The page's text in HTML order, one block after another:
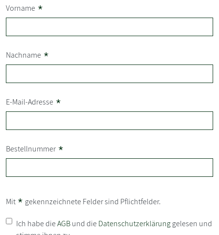
Vorname *
Nachname *
E-Mail-Adresse *
Bestellnummer *
Mit * gekennzeichnete Felder sind Pflichtfelder.
Ich habe dieAGBund dieDatenschutzerklärunggelesen und